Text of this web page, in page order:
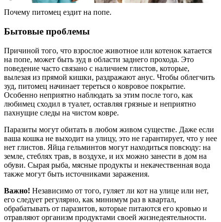
Почему питомец ездит на попе.
Бытовые проблемы
Причиной того, что взрослое животное или котенок катается
на попе, может быть зуд в области заднего прохода. Это
поведение часто связано с наличием глистов, которые,
вылезая из прямой кишки, раздражают анус. Чтобы облегчить
зуд, питомец начинает тереться о ковровое покрытие.
Особенно неприятно наблюдать за этим после того, как
любимец сходил в туалет, оставляя грязные и неприятно
пахнущие следы на чистом ковре.
Паразиты могут обитать в любом живом существе. Даже если
ваша кошка не выходит на улицу, это не гарантирует, что у нее
нет глистов. Яйца гельминтов могут находиться повсюду: на
земле, стеблях трав, в воздухе, и их можно занести в дом на
обуви. Сырая рыба, мясные продукты и некачественная вода
также могут быть источниками заражения.
Важно! Независимо от того, гуляет ли кот на улице или нет,
его следует регулярно, как минимум раз в квартал,
обрабатывать от паразитов, которые питаются его кровью и
отравляют организм продуктами своей жизнедеятельности.